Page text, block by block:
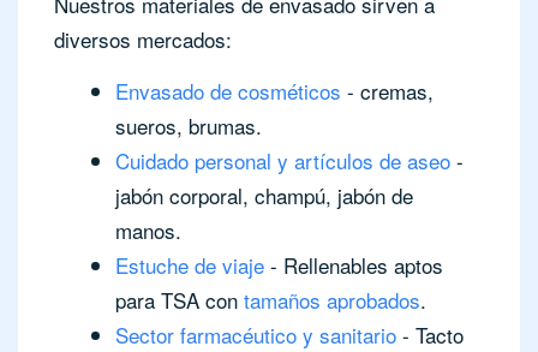
diversos mercados:
Envasado de cosméticos - cremas,
sueros, brumas.
Cuidado personal y artículos de aseo -
jabón corporal, champú, jabón de
manos.
Estuche de viaje - Rellenables aptos
para TSA con tamaños aprobados.
Sector farmacéutico y sanitario - Tacto